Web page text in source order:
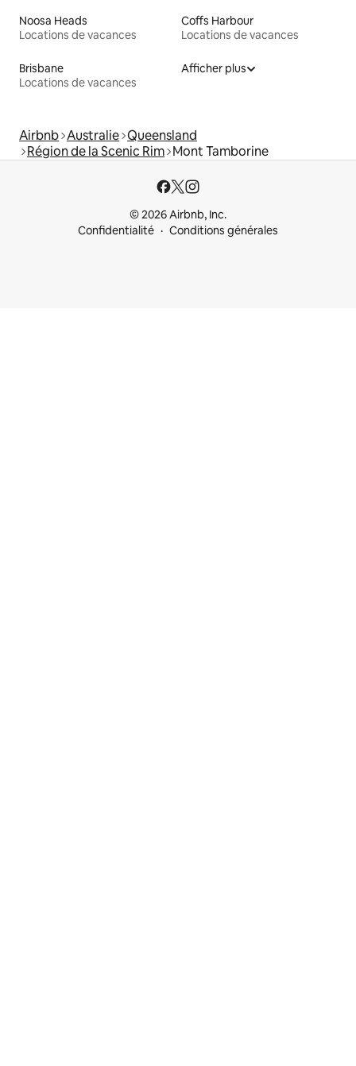
Noosa Heads
Locations de vacances
Coffs Harbour
Locations de vacances
Brisbane
Locations de vacances
Afficher plus
Airbnb Australie Queensland
Région de la Scenic Rim Mont Tamborine
© 2026 Airbnb, Inc.
Confidentialité
Conditions générales